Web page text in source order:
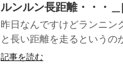
ルンルン長距離・・・
昨日なんですけどランニン
と長い距離を走るというの
記事を読む